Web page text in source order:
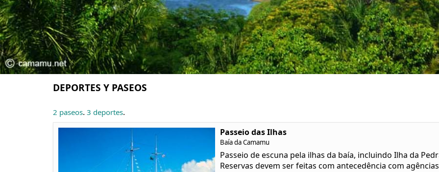
DEPORTES Y PASEOS
2 paseos. 3 deportes.
Passeio das Ilhas
Baía da Camamu
Passeio de escuna pela ilhas da baía, incluindo Ilha da
Reservas devem ser feitas com antecedência com